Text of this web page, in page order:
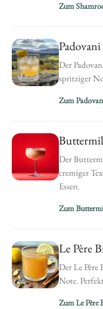
Zum
Der
spritziger
Zum
Der
cremiger
Essen.
Zum
Le Père
Der Le
Note.
Zum Le Père